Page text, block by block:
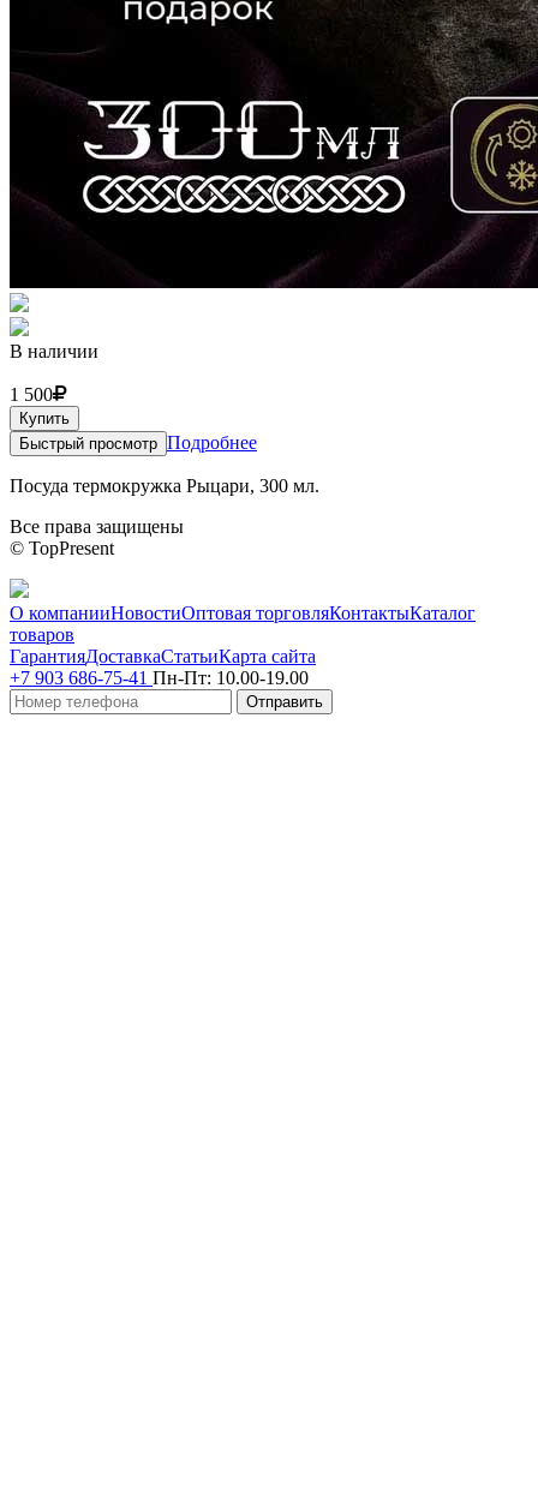
В наличии
1 500
Купить
Быстрый просмотр Подробнее
Посуда термокружка Рыцари, 300 мл.
Все права защищены
© TopPresent
О компанииНовостиОптовая торговляКонтактыКаталог
товаров
ГарантияДоставкаСтатьиКарта сайта
+7 903 686-75-41 Пн-Пт: 10.00-19.00